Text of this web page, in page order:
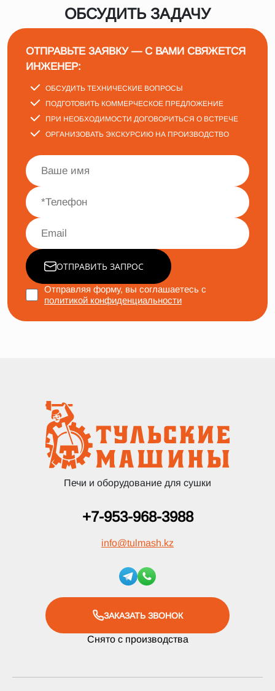
ОБСУДИТЬ ЗАДАЧУ
ОТПРАВЬТЕ ЗАЯВКУ — С ВАМИ СВЯЖЕТСЯ
ИНЖЕНЕР:
ОБСУДИТЬ ТЕХНИЧЕСКИЕ ВОПРОСЫ
ПОДГОТОВИТЬ КОММЕРЧЕСКОЕ ПРЕДЛОЖЕНИЕ
ПРИ НЕОБХОДИМОСТИ ДОГОВОРИТЬСЯ О ВСТРЕЧЕ
ОРГАНИЗОВАТЬ ЭКСКУРСИЮ НА ПРОИЗВОДСТВО
ОТПРАВИТЬ ЗАПРОС
Отправляя форму, вы соглашаетесь с
политикой конфиденциальности
Печи и оборудование для сушки
+7-953-968-3988
info@tulmash.kz
ЗАКАЗАТЬ ЗВОНОК
Снято с производства